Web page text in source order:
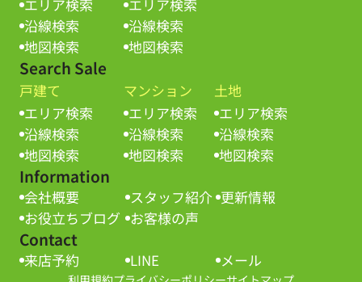
エリア検索
沿線検索
地図検索
エリア検索
沿線検索
地図検索
Search Sale
戸建て
エリア検索
沿線検索
地図検索
マンション
エリア検索
沿線検索
地図検索
土地
エリア検索
沿線検索
地図検索
Information
会社概要 スタッフ紹介 更新情報
お役立ちブログ お客様の声
Contact
来店予約 LINE メール